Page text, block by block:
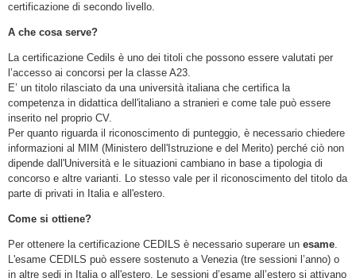
certificazione di secondo livello.
A che cosa serve?
La certificazione Cedils è uno dei titoli che possono essere valutati per
l’accesso ai concorsi per la classe A23.
E’ un titolo rilasciato da una università italiana che certifica la
competenza in didattica dell'italiano a stranieri e come tale può essere
inserito nel proprio CV.
Per quanto riguarda il riconoscimento di punteggio, è necessario chiedere
informazioni al MIM (Ministero dell'Istruzione e del Merito) perché ciò non
dipende dall'Università e le situazioni cambiano in base a tipologia di
concorso e altre varianti. Lo stesso vale per il riconoscimento del titolo da
parte di privati in Italia e all'estero.
Come si ottiene?
Per ottenere la certificazione CEDILS è necessario superare un esame.
L'esame CEDILS può essere sostenuto a Venezia (tre sessioni l’anno) o
in altre sedi in Italia o all'estero. Le sessioni d’esame all’estero si attivano